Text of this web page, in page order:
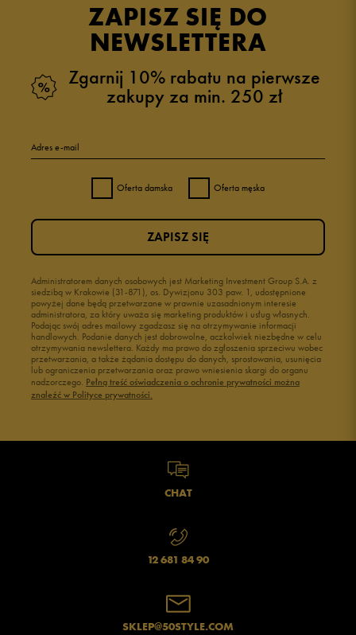
ZAPISZ SIĘ DO
NEWSLETTERA
Zgarnij 10% rabatu na pierwsze
zakupy za min. 250 zł
Adres e-mail
Oferta damska Oferta męska
Administratorem danych osobowych jest Marketing Investment Group S.A. z
siedzibą w Krakowie (31-871), os. Dywizjonu 303 paw. 1, udostępnione
powyżej dane będą przetwarzane w prawnie uzasadnionym interesie
administratora, za który uważa się marketing produktów i usług własnych.
Podając swój adres mailowy zgadzasz się na otrzymywanie informacji
handlowych. Podanie danych jest dobrowolne, aczkolwiek niezbędne w celu
otrzymywania newslettera. Każdy ma prawo do zgłoszenia sprzeciwu wobec
przetwarzania, a także żądania dostępu do danych, sprostowania, usunięcia
lub ograniczenia przetwarzania oraz prawo wniesienia skargi do organu
nadzorczego. Pełną treść oświadczenia o ochronie prywatności można
znaleźć w Polityce prywatności.
ZAPISZ SIĘ
CHAT
12 681 84 90
SKLEP@50STYLE.COM